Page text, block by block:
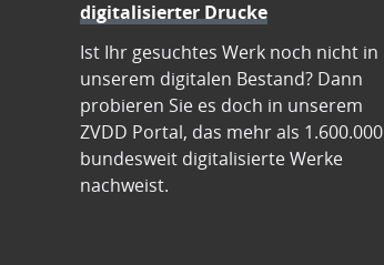
digitalisierter Drucke
Ist Ihr gesuchtes Werk noch nicht in
unserem digitalen Bestand? Dann
probieren Sie es doch in unserem
ZVDD Portal, das mehr als 1.600.000
bundesweit digitalisierte Werke
nachweist.